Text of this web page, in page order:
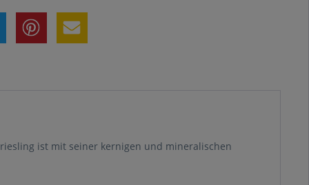
ist mit seiner kernigen und mineralischen